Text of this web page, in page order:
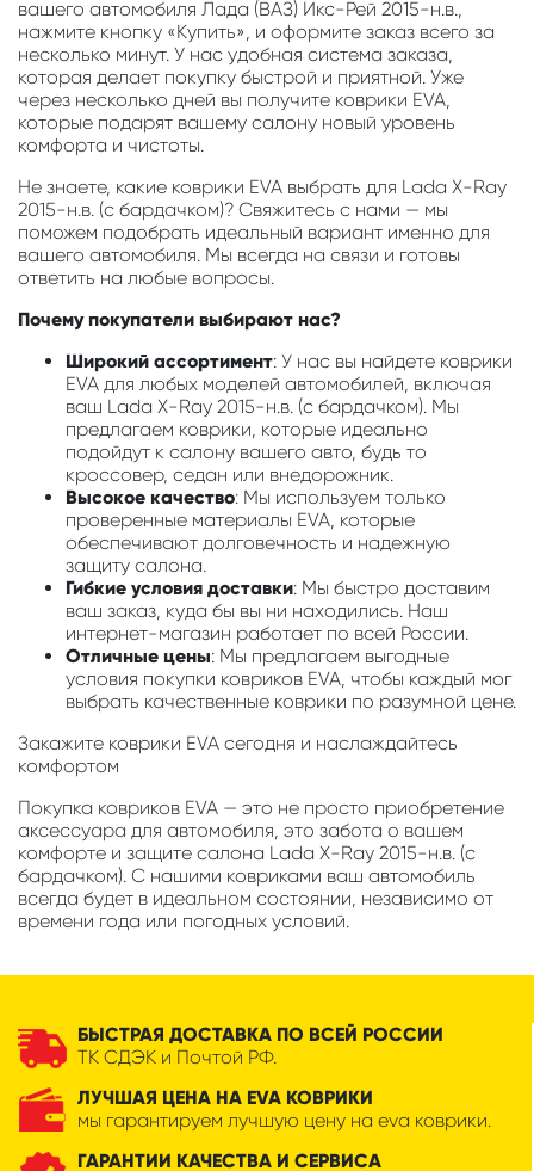
вашего автомобиля Лада (ВАЗ) Икс-Рей 2015-н.в.,
нажмите кнопку «Купить», и оформите заказ всего за
несколько минут. У нас удобная система заказа,
которая делает покупку быстрой и приятной. Уже
через несколько дней вы получите коврики EVA,
которые подарят вашему салону новый уровень
комфорта и чистоты.
Не знаете, какие коврики EVA выбрать для Lada X-Ray
2015-н.в. (с бардачком)? Свяжитесь с нами — мы
поможем подобрать идеальный вариант именно для
вашего автомобиля. Мы всегда на связи и готовы
ответить на любые вопросы.
Почему покупатели выбирают нас?
Широкий ассортимент: У нас вы найдете коврики
EVA для любых моделей автомобилей, включая
ваш Lada X-Ray 2015-н.в. (с бардачком). Мы
предлагаем коврики, которые идеально
подойдут к салону вашего авто, будь то
кроссовер, седан или внедорожник.
Высокое качество: Мы используем только
проверенные материалы EVA, которые
обеспечивают долговечность и надежную
защиту салона.
Гибкие условия доставки: Мы быстро доставим
ваш заказ, куда бы вы ни находились. Наш
интернет-магазин работает по всей России.
Отличные цены: Мы предлагаем выгодные
условия покупки ковриков EVA, чтобы каждый мог
выбрать качественные коврики по разумной цене.
Закажите коврики EVA сегодня и наслаждайтесь
комфортом
Покупка ковриков EVA — это не просто приобретение
аксессуара для автомобиля, это забота о вашем
комфорте и защите салона Lada X-Ray 2015-н.в. (с
бардачком). С нашими ковриками ваш автомобиль
всегда будет в идеальном состоянии, независимо от
времени года или погодных условий.
БЫСТРАЯ ДОСТАВКА ПО ВСЕЙ РОССИИ
ТК СДЭК и Почтой РФ.
ЛУЧШАЯ ЦЕНА НА EVA КОВРИКИ
мы гарантируем лучшую цену на eva коврики.
ГАРАНТИИ КАЧЕСТВА И СЕРВИСА